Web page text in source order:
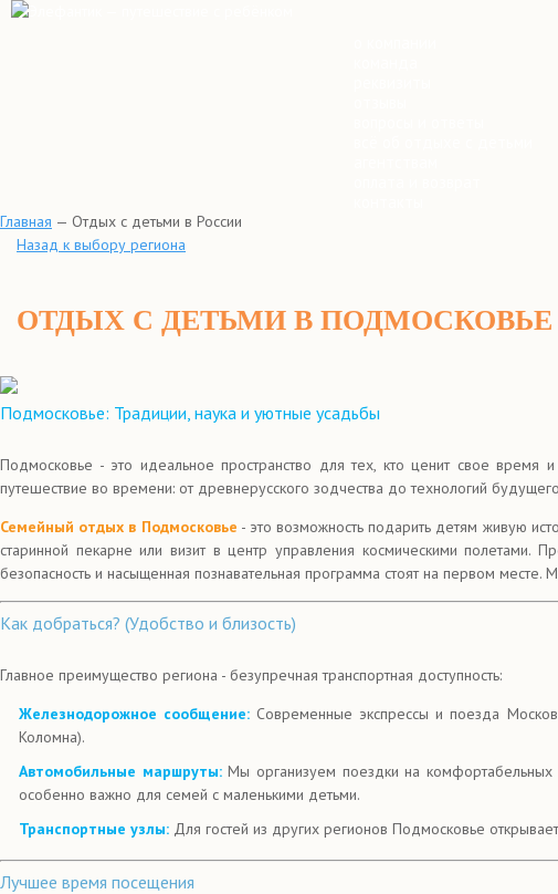
Главная — Отдых с детьми в России
Назад к выбору региона
ОТДЫХ С ДЕТЬМИ В ПОДМОСКОВЬЕ
Подмосковье: Традиции, наука и уютные усадьбы
Подмосковье - это идеальное пространство для тех, кто ценит свое
путешествие во времени: от древнерусского зодчества до технологий
Семейный отдых в Подмосковье - это возможность подарить детям живую
старинной пекарне или визит в центр управления космическими полетами.
безопасность и насыщенная познавательная программа стоят на первом
Как добраться? (Удобство и близость)
Главное преимущество региона - безупречная транспортная доступность:
Железнодорожное сообщение: Современные экспрессы и поезда
Коломна).
Автомобильные маршруты:Мы организуем поездки на комфортабельных
особенно важно для семей с маленькими детьми.
Транспортные узлы: Для гостей из других регионов Подмосковье
Лучшее время посещения